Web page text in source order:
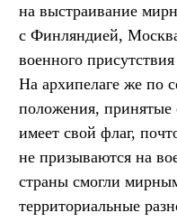
на выстраивание
с Финляндией, Москва
военного
На архипелаге же по
положения, принятые
имеет свой флаг,
не призываются на
страны смогли
территориальные